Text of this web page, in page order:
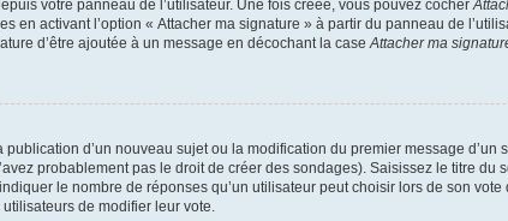
votre panneau de l’utilisateur. Une fois créée, vous pouvez cocher
en activant l’option « Attacher ma signature » à partir du panneau de
d’être ajoutée à un message en décochant la case Attacher ma
d’un nouveau sujet ou la modification du premier message
probablement pas le droit de créer des sondages). Saisissez le titre
le nombre de réponses qu’un utilisateur peut choisir lors de son
de modifier leur vote.